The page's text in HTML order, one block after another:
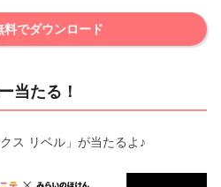
料でダウンロード
当たる！
ス リベル」が当たるよ♪